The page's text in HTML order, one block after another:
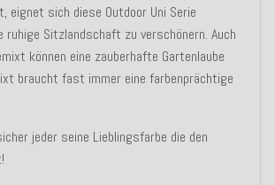
eignet sich diese Outdoor Uni Serie
ruhige Sitzlandschaft zu verschönern. Auch
können eine zauberhafte Gartenlaube
braucht fast immer eine farbenprächtige
jeder seine Lieblingsfarbe die den